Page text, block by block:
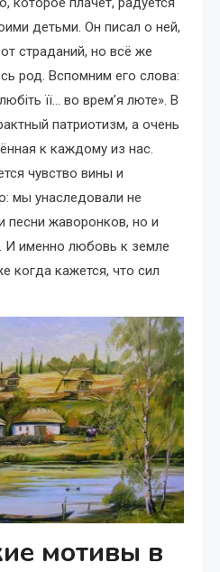
детьми. Он писал о ней,
страданий, но всё же
род. Вспомним его слова:
її… во врем’я люте». В
патриотизм, а очень
к каждому из нас.
чувство вины и
мы унаследовали не
песни жаворонков, но и
И именно любовь к земле
когда кажется, что сил
мотивы в